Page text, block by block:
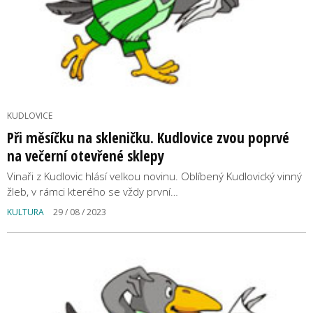
KUDLOVICE
Při měsíčku na skleničku. Kudlovice zvou poprvé
na večerní otevřené sklepy
Vinaři z Kudlovic hlásí velkou novinu. Oblíbený Kudlovický vinný
žleb, v rámci kterého se vždy první…
KULTURA 29 / 08 / 2023